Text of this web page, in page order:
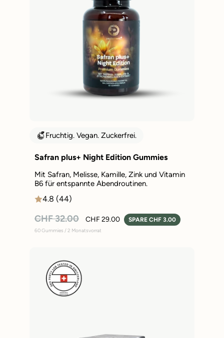
Fruchtig. Vegan. Zuckerfrei.
Safran plus+ Night Edition Gummies
Mit Safran, Melisse, Kamille, Zink und Vitamin
B6 für entspannte Abendroutinen.
4.8 (44)
Normaler
Preis
CHF 32.00 Sonderpreis
CHF 29.00 SPARE CHF 3.00
60 Gummies / 2 Monatsvorrat